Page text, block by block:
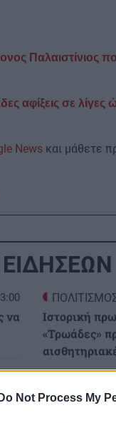
Do Not Process My
Παλαιστίνιος
αφίξεις σε λίγες
News και μάθετε
να
Ιστορική
«Τρωάδες»
ΚΡΗΤΗ